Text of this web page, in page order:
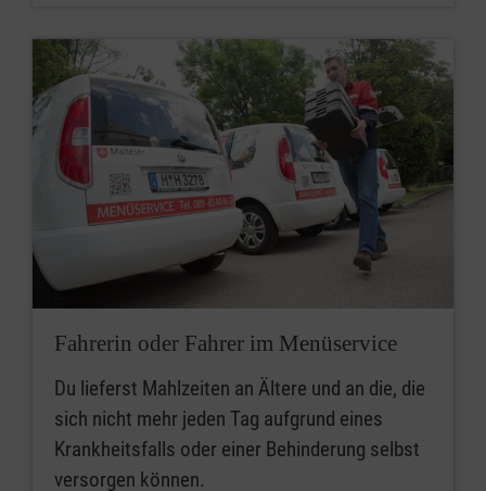
Fahrerin oder Fahrer im Menüservice
Du lieferst Mahlzeiten an Ältere und an die, die
sich nicht mehr jeden Tag aufgrund eines
Krankheitsfalls oder einer Behinderung selbst
versorgen können.